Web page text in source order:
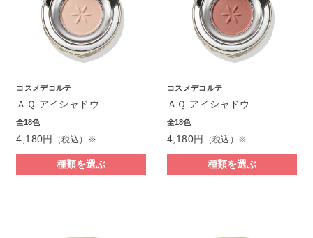
コスメデコルテ
ＡＱ アイシャドウ
全18色
4,180円 （税込）※
種類を選ぶ
コスメデコルテ
ＡＱ アイシャドウ
全18色
4,180円 （税込）※
種類を選ぶ